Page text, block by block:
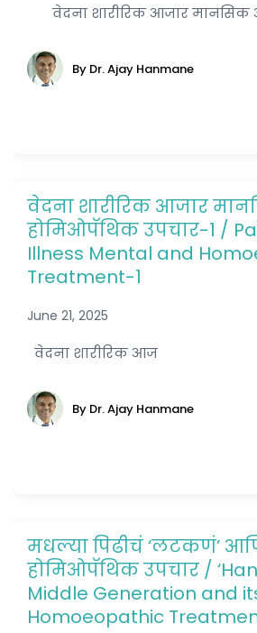
वेदना शारीरिक आजार मानसिक
By Dr. Ajay Hanmane
वेदना शारीरिक आजार
होमिओपॅथिक उपचार-1 /
Illness Mental and
Treatment-1
June 21, 2025
वेदना शारीरिक आज
By Dr. Ajay Hanmane
मधल्या पिढीचं ‘लटकणं’
होमिओपॅथिक उपचार /
Middle Generation and
Homoeopathic